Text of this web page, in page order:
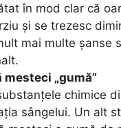
în mod clar că
și se trezesc
mai multe șanse
„gumă”
chimice
sângelui. Un alt